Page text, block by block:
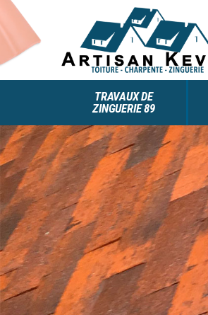
TRAVAUX DE
ZINGUERIE 89